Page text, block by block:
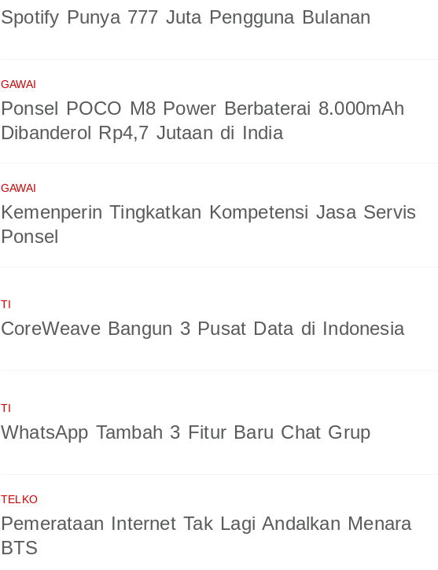
Spotify Punya 777 Juta Pengguna Bulanan
GAWAI
Ponsel POCO M8 Power Berbaterai 8.000mAh
Dibanderol Rp4,7 Jutaan di India
GAWAI
Kemenperin Tingkatkan Kompetensi Jasa Servis
Ponsel
TI
CoreWeave Bangun 3 Pusat Data di Indonesia
TI
WhatsApp Tambah 3 Fitur Baru Chat Grup
TELKO
Pemerataan Internet Tak Lagi Andalkan Menara
BTS